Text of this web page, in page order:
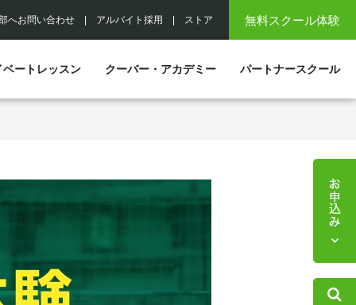
無料スクール体験
へお問い合わせ アルバイト採用 ストア
ベートレッスン クーバー・アカデミー パートナースクール